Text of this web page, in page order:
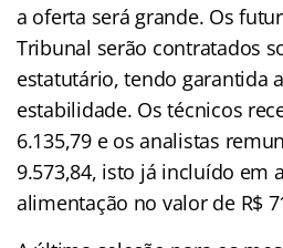
a oferta será grande. Os
Tribunal serão contratados
estatutário, tendo garantida
estabilidade. Os técnicos
6.135,79 e os analistas
9.573,84, isto já incluído em
alimentação no valor de R$